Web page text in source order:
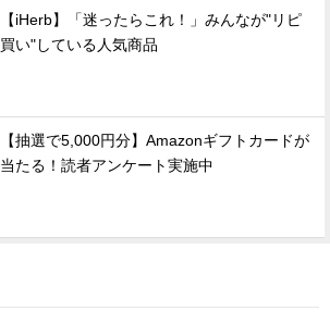
【iHerb】「迷ったらこれ！」みんなが"リピ
買い"している人気商品
【抽選で5,000円分】Amazonギフトカードが
当たる！読者アンケート実施中